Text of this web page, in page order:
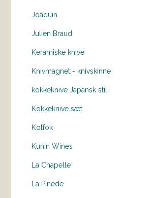
Joaquin
Julien Braud
Keramiske knive
Knivmagnet - knivskinne
kokkeknive Japansk stil
Kokkeknive sæt
Kolfok
Kunin Wines
La Chapelle
La Pinede